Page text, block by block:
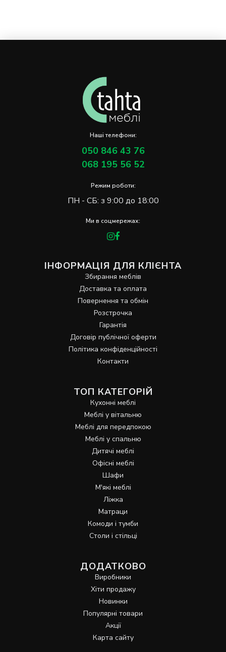
Наші телефони:
050 846 43 76
068 195 56 52
Режим роботи:
ПН - СБ: з 9:00 до 18:00
Ми в соцмережах:
ІНФОРМАЦІЯ ДЛЯ КЛІЄНТА
Збирання меблів
Доставка та оплата
Повернення та обмін
Розстрочка
Гарантія
Договір публічної оферти
Політика конфіденційності
Контакти
ТОП КАТЕГОРІЙ
Кухонні меблі
Меблі у вітальню
Меблі для передпокою
Меблі у спальню
Дитячі меблі
Офісні меблі
Шафи
М'які меблі
Ліжка
Матраци
Комоди і тумби
Столи і стільці
ДОДАТКОВО
Виробники
Хіти продажу
Новинки
Популярні товари
Акції
Карта сайту